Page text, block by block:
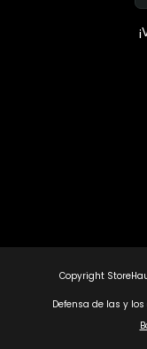
Copyright
Defensa de las y